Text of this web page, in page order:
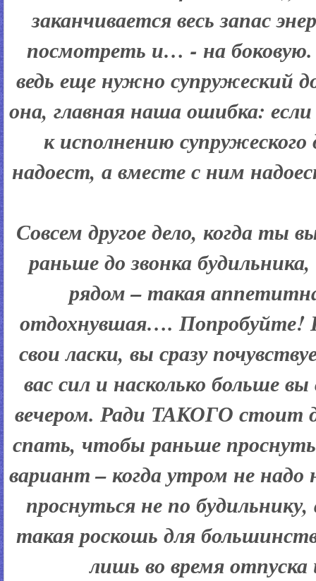
заканчивается весь запас
посмотреть и… - на
ведь еще нужно супружеский
она, главная наша ошибка:
к исполнению супружеского
надоест, а вместе с ним
Совсем другое дело, когда ты
раньше до звонка
рядом – такая
отдохнувшая…. Попробуйте!
свои ласки, вы сразу
вас сил и насколько больше
вечером. Ради ТАКОГО стоит
спать, чтобы раньше
вариант – когда утром не
проснуться не по
такая роскошь для
лишь во время